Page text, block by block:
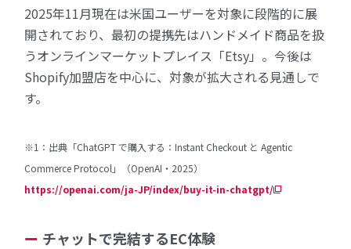
2025年11月現在は米国ユーザーを対象に段階的に展
開されており、最初の提携先はハンドメイド商品を扱
うオンラインマーケットプレイス「Etsy」。今後は
Shopify加盟店を中心に、対象が拡大される見通しで
す。
※1：出典「ChatGPT で購入する：Instant Checkout と Agentic
Commerce Protocol」（OpenAI・2025）
https://openai.com/ja-JP/index/buy-it-in-chatgpt/
チャットで完結するEC体験